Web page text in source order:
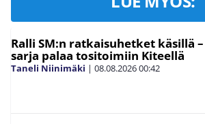
Ralli SM:n ratkaisuhetket käsillä –
sarja palaa tositoimiin Kiteellä
Taneli Niinimäki | 08.08.202600:42